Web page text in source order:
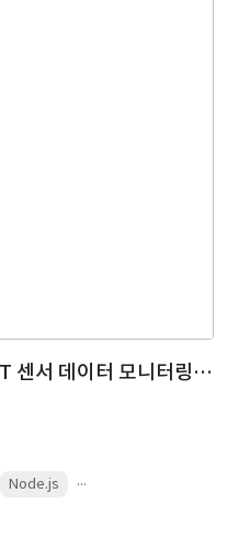
스트리밍 영상 및 IoT 센서 데이터 모니터링 시스템
Node.js ...